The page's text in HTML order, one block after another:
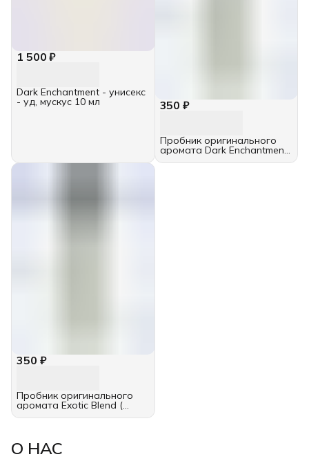
1 500 ₽
Dark Enchantment - унисекс
- уд, мускус 10 мл 350 ₽
Пробник оригинального
аромата Dark Enchantment
350 ₽
Пробник оригинального
аромата Exotic Blend (
О НАС